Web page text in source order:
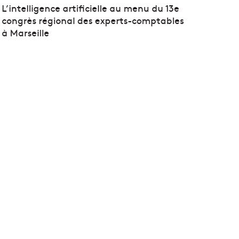
L’intelligence artificielle au menu du 13e
congrès régional des experts-comptables
à Marseille